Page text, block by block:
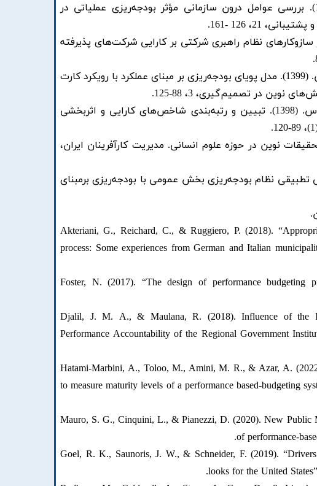
خداداد حسینی، حمید؛ نایب پور، محمد؛ یاوری، علی. (1390). بررسی عوامل درون سازمانی مؤثر بودجه‌ریزی عملیاتی در
21، 126 -161.
عباسی، الهه. (1391). بررسی تأثیر سازوکارهای نظام راهبری شرکتی بر کارایی شرکت‌های پذیرفته
رستمی، ملیحه؛ آذر، عادل؛ دهقان نیری، محمود؛ صفری، حسین. (1399). مدل پویای بودجه‌ریزی بر مبنای عملکرد با رویکرد کارت
در تصمیم‌گیری، 3، 88-125.
زاهدی وفا، محمد هادی؛ شهبازی غیاثی، موسی؛ نادران، الیاس. (1398). تبیین و رتبه‌بندی شاخص‌های کارایی و اثربخشی
و تحقیقات نوین در حوزه علوم انسانی. مدیریت کارآفرینان ایران،
تولایی، روح اله؛ سلگی، محمد. (1399). بررسی تطبیقی نظام بودجه‌ریزی بخش عمومی با بودجه‌ریزی برمبنای
Akteriani, G., Reichard, C., & Ruggiero, P. (2018).
process: Some experiences from German and Italian
Foster, N. (2017). “The design of performance budgeting
Djalil, J. M. A., & Maulana, R. (2018). Influence of the
Performance Accountability of the Regional Government
Hatami-Marbini, A., Toloo, M., Amini, M. R., & Azar, A.
to measure maturity levels of a performance based-budgeting
Mauro, S. G., Cinquini, L., & Pianezzi, D. (2020). New Public
of performance-
Goel, R. K., Saunoris, J. W., & Schneider, F. (2019).
looks for the United